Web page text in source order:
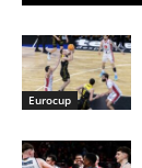
Eurocup